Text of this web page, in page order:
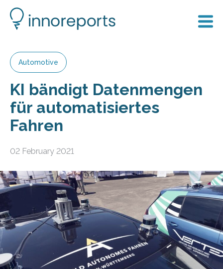
Automotive
KI bändigt Datenmengen
für automatisiertes
Fahren
02 February 2021